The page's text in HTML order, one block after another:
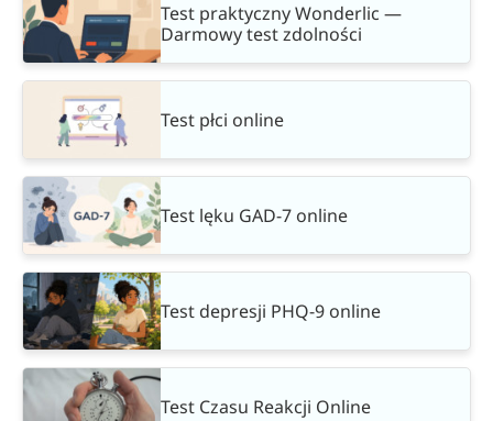
Test praktyczny Wonderlic —
Darmowy test zdolności
Test płci online
Test lęku GAD-7 online
Test depresji PHQ-9 online
Test Czasu Reakcji Online